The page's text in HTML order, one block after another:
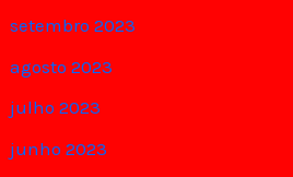
setembro 2023
agosto 2023
julho 2023
junho 2023